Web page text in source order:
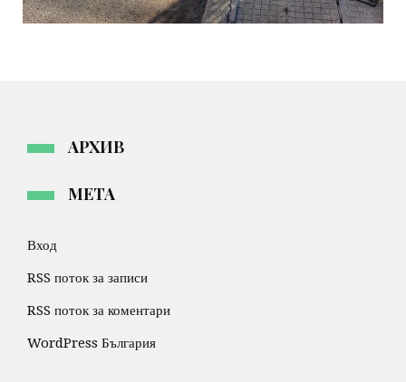
АРХИВ
МЕТА
Вход
RSS поток за записи
RSS поток за коментари
WordPress България